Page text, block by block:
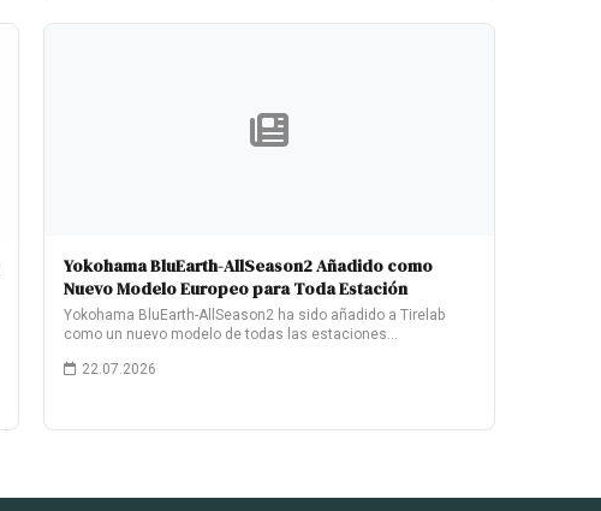
Yokohama BluEarth-AllSeason2 Añadido como
Nuevo Modelo Europeo para Toda Estación
Yokohama BluEarth-AllSeason2 ha sido añadido a Tirelab
como un nuevo modelo de todas las estaciones…
22.07.2026